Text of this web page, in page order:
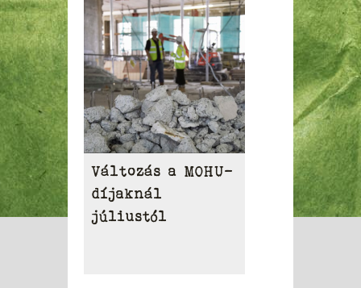
Változás a MOHU-
díjaknál
júliustól